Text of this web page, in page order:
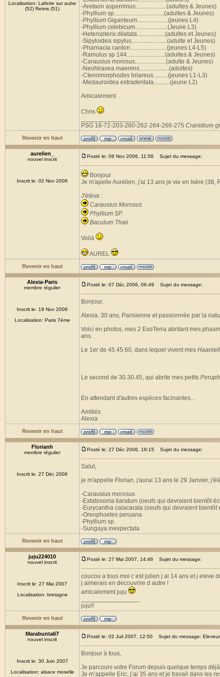
Localisation: Laferte sur aube
(52) Reims (51)
-Aretaon asperrimus.....................(adultes & Jeunes)
-Phyllium sp..................................(adultes & Jeunes)
-Phyllium Giganteum.....................(jeunes L4)
-Phyllium celebicum......................(Jeune L3)
-Heteropterix dilatata...................(adultes et Jeunes)
-Sipyloidea sipylus........................(adulte et Jeunes)
-Pharnacia cantori.........................(jeunes L4-L5)
-Ramulus sp 144..........................(adultes & Jeunes)
-Carausius morosus.....................(adulte & Jeunes)
-Neohirasea maerens....................(adultes)
-Ctenomorphodes briareus..........(jeunes L1-L3)
-Medauroidea extradentata...........(jeune L2)
Amicalement
Chris
PSG 18-72-203-260-262-264-266-275 Cranidium
Revenir en haut
aurelien_
nouvel inscrit
Inscrit le: 02 Nov 2006
Posté le: 08 Nov 2006, 11:56 Sujet du message:
Bonjour
Je m'apelle Aurélien, j'ai 13 ans je vie en Isère (38,
J'élève :
Carausius Morosus
Phyllium SP.
Baculum Thaii
Voilà
AUREL
Revenir en haut
Alexia-Paris
membre régulier
Inscrit le: 19 Nov 2006
Localisation: Paris 7ème
Posté le: 07 Déc 2006, 06:49 Sujet du message:
Bonjour,
Alexia, 30 ans, Parisienne et passionnée par la
Voici en photos, mes 2 ExoTerra abritant mes
ans.
Le 1er de 45.45.60, dans lequel vivent mes
Le second de 30.30.45, qui abrite mes petits
En attendant d'autres espèces facinantes...
Amitiés
Alexia
Revenir en haut
Florianh
membre régulier
Inscrit le: 27 Déc 2006
Posté le: 27 Déc 2006, 19:15 Sujet du message:
Salut,
je m'appelle Florian, j'aurai 13 ans le 29 Janvier,
-Carausius morosus
-Extatosoma tiaratum (oeufs qui devraient bientôt
-Eurycantha calacarata (oeufs qui devraient bientôt
-Oreophoetes peruana
-Phyllium sp.
-Sungaya inexpectata
Revenir en haut
juju224010
nouvel inscrit
Inscrit le: 27 Mai 2007
Localisation: bretagne
Posté le: 27 Mai 2007, 14:46 Sujet du message:
coucou a tous moi c est julien j ai 14 ans et j eleve
j aimerais en decouvrire d autre !
amicalement juju
juju!!
Revenir en haut
Marabunta67
nouvel inscrit
Inscrit le: 30 Juin 2007
Localisation: alsace moselle
Posté le: 02 Juil 2007, 12:50 Sujet du message:
Bonjour à tous,
Je parcours votre Forum depuis quelque temps
Je m’appelle Eric, j’ai 35 ans et je travail dans les